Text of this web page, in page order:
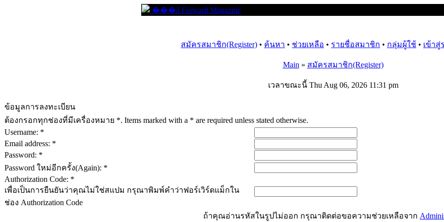
สมัครสมาชิก(Register) • ค้นหา • ช่วยเหลือ • รายชื่อสมาชิก • กลุ่มผู้ใช้ • เข้าสู่
Main » สมัครสมาชิก(Register)
เวลาขณะนี้ Thu Aug 06, 2026 11:31 pm
ข้อมูลการลงทะเบียน
ต้องกรอกทุกช่องที่มีเครื่องหมาย *. Items marked with a * are required unless stated otherwise.
Username: *
Email address: *
Password: *
Password ใหม่อีกครั้ง(Again): *
Authorization Code: *
เพื่อเป็นการยืนยันว่าคุณไม่ใช่สแปม กรุณาพิมพ์คำว่าฟอร์เวิร์ดแม็กใน
ช่อง Authorization Code
ถ้าคุณอ่านรหัสในรูปไม่ออก กรุณาติดต่อขอความช่วยเหลือจาก